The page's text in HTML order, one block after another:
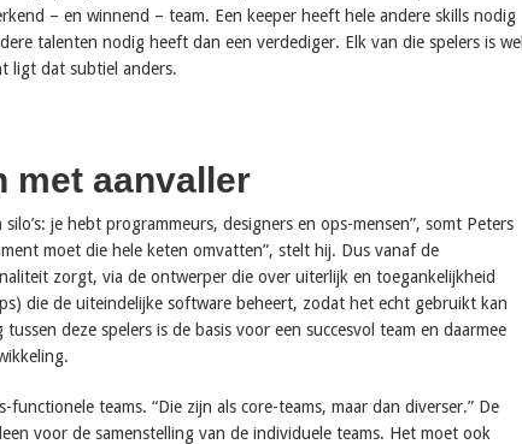
– en winnend – team. Een keeper heeft hele andere skills nodig
talenten nodig heeft dan een verdediger. Elk van die spelers is wel
ligt dat subtiel anders.
met aanvaller
je hebt programmeurs, designers en ops-mensen”, somt Peters
moet die hele keten omvatten”, stelt hij. Dus vanaf de
zorgt, via de ontwerper die over uiterlijk en toegankelijkheid
die de uiteindelijke software beheert, zodat het echt gebruikt kan
deze spelers is de basis voor een succesvol team en daarmee
teams. “Die zijn als core-teams, maar dan diverser.” De
voor de samenstelling van de individuele teams. Het moet ook